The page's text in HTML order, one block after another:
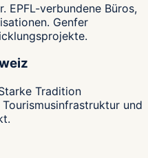
EPFL-verbundene Büros,
Genfer
Tradition
und